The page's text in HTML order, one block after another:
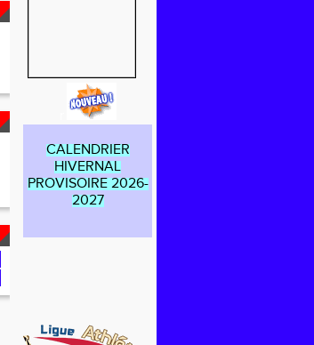
CALENDRIER
HIVERNAL
PROVISOIRE 2026-
2027